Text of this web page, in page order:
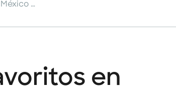
Compra tus tenis favoritos en Adidas México a meses sin intereses
en